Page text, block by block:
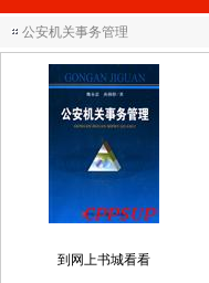
公安机关事务管理
到网上书城看看